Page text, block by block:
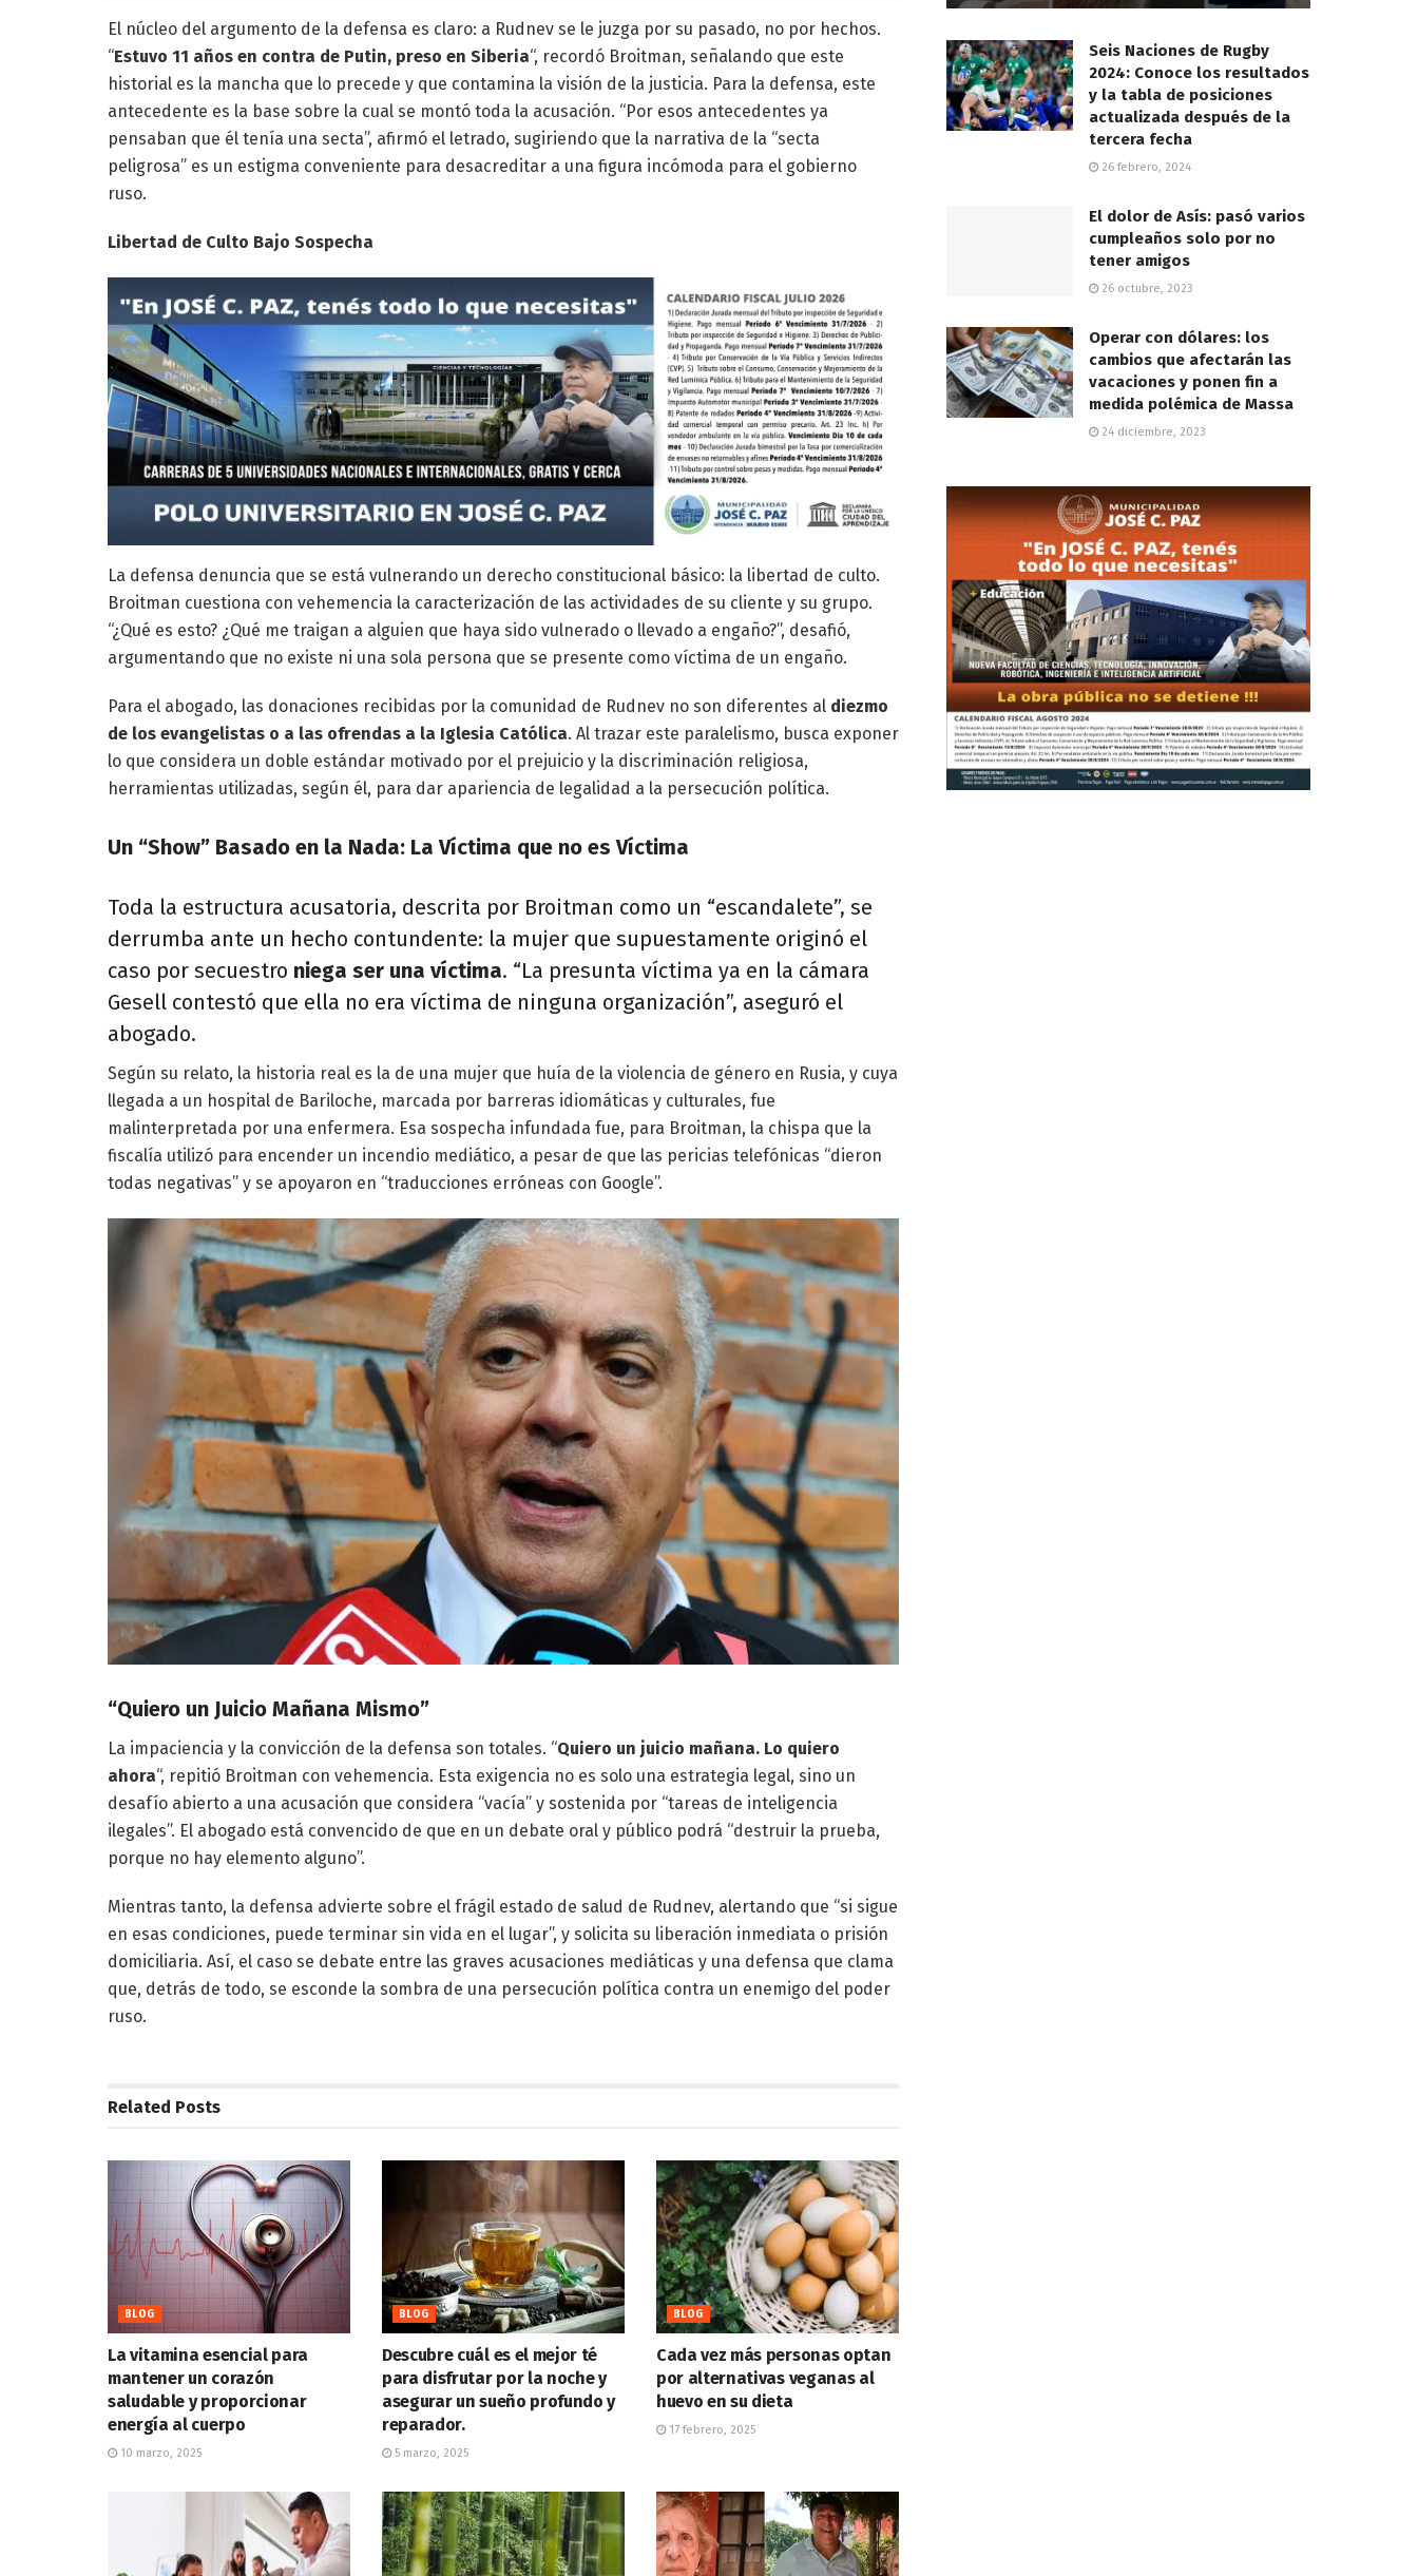
El núcleo del argumento de la defensa es claro: a Rudnev se le juzga por su pasado, no por hechos.
“Estuvo 11 años en contra de Putin, preso en Siberia“, recordó Broitman, señalando que este
historial es la mancha que lo precede y que contamina la visión de la justicia. Para la defensa, este
antecedente es la base sobre la cual se montó toda la acusación. “Por esos antecedentes ya
pensaban que él tenía una secta”, afirmó el letrado, sugiriendo que la narrativa de la “secta
peligrosa” es un estigma conveniente para desacreditar a una figura incómoda para el gobierno
ruso.
Libertad de Culto Bajo Sospecha
La defensa denuncia que se está vulnerando un derecho constitucional básico: la libertad de culto.
Broitman cuestiona con vehemencia la caracterización de las actividades de su cliente y su grupo.
“¿Qué es esto? ¿Qué me traigan a alguien que haya sido vulnerado o llevado a engaño?”, desafió,
argumentando que no existe ni una sola persona que se presente como víctima de un engaño.
Para el abogado, las donaciones recibidas por la comunidad de Rudnev no son diferentes al diezmo
de los evangelistas o a las ofrendas a la Iglesia Católica. Al trazar este paralelismo, busca exponer
lo que considera un doble estándar motivado por el prejuicio y la discriminación religiosa,
herramientas utilizadas, según él, para dar apariencia de legalidad a la persecución política.
Un “Show” Basado en la Nada: La Víctima que no es Víctima
Toda la estructura acusatoria, descrita por Broitman como un “escandalete”, se
derrumba ante un hecho contundente: la mujer que supuestamente originó el
caso por secuestro niega ser una víctima. “La presunta víctima ya en la cámara
Gesell contestó que ella no era víctima de ninguna organización”, aseguró el
abogado.
Según su relato, la historia real es la de una mujer que huía de la violencia de género en Rusia, y cuya
llegada a un hospital de Bariloche, marcada por barreras idiomáticas y culturales, fue
malinterpretada por una enfermera. Esa sospecha infundada fue, para Broitman, la chispa que la
fiscalía utilizó para encender un incendio mediático, a pesar de que las pericias telefónicas “dieron
todas negativas” y se apoyaron en “traducciones erróneas con Google”.
“Quiero un Juicio Mañana Mismo”
La impaciencia y la convicción de la defensa son totales. “Quiero un juicio mañana. Lo quiero
ahora“, repitió Broitman con vehemencia. Esta exigencia no es solo una estrategia legal, sino un
desafío abierto a una acusación que considera “vacía” y sostenida por “tareas de inteligencia
ilegales”. El abogado está convencido de que en un debate oral y público podrá “destruir la prueba,
porque no hay elemento alguno”.
Mientras tanto, la defensa advierte sobre el frágil estado de salud de Rudnev, alertando que “si sigue
en esas condiciones, puede terminar sin vida en el lugar”, y solicita su liberación inmediata o prisión
domiciliaria. Así, el caso se debate entre las graves acusaciones mediáticas y una defensa que clama
que, detrás de todo, se esconde la sombra de una persecución política contra un enemigo del poder
ruso.
Related Posts
BLOG
La vitamina esencial para
mantener un corazón
saludable y proporcionar
energía al cuerpo
10 marzo, 2025
BLOG
Descubre cuál es el mejor té
para disfrutar por la noche y
asegurar un sueño profundo y
reparador.
5 marzo, 2025
BLOG
Cada vez más personas optan
por alternativas veganas al
huevo en su dieta
17 febrero, 2025
Seis Naciones de Rugby
2024: Conoce los resultados
y la tabla de posiciones
actualizada después de la
tercera fecha
26 febrero, 2024
El dolor de Asís: pasó varios
cumpleaños solo por no
tener amigos
26 octubre, 2023
Operar con dólares: los
cambios que afectarán las
vacaciones y ponen fin a
medida polémica de Massa
24 diciembre, 2023